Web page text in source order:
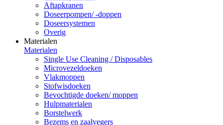
Aftapkranen
Doseerpompen/ -doppen
Doseersystemen
Overig
Materialen
Materialen
Single Use Cleaning / Disposables
Microvezeldoeken
Vlakmoppen
Stofwisdoeken
Bevochtigde doeken/ moppen
Hulpmaterialen
Borstelwerk
Bezems en zaalvegers